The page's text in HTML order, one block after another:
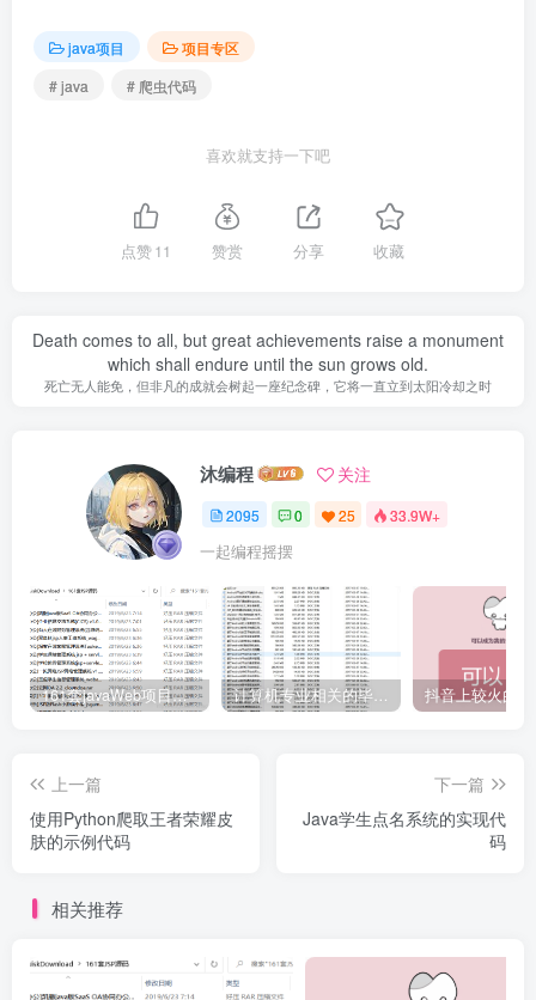
java项目
项目专区
# java
# 爬虫代码
喜欢就支持一下吧
点赞11 赞赏 分享 收藏
Death comes to all, but great achievements raise a monument
which shall endure until the sun grows old.
死亡无人能免，但非凡的成就会树起一座纪念碑，它将一直立到太阳冷却之时
沐编程 关注
2095 0 25 33.9W+
一起编程摇摆
161套javaWeb项目源码免费分享 计算机专业相关的毕业设计论文合集免费下载
上一篇
使用Python爬取王者荣耀皮
肤的示例代码
下一篇
Java学生点名系统的实现代
码
相关推荐